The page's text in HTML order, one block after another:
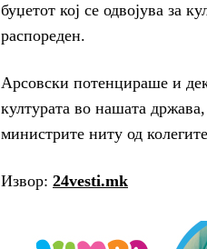
буџетот кој се одвојува за
распореден.
Арсовски потенцираше и
културата во нашата
министрите ниту од
Извор: 24vesti.mk